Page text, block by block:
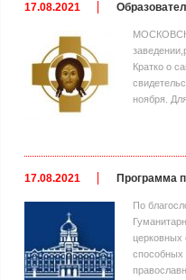
17.08.2021
Кратко о
ноября.
17.08.2021 Программа
По
церковных
способных